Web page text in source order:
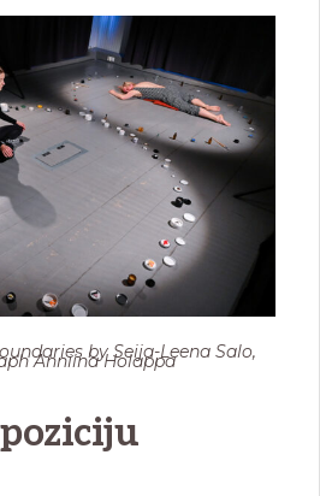
by Seija-Leena Salo,
Anniina Holappa